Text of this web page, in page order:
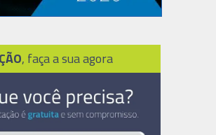
, faça a sua agora